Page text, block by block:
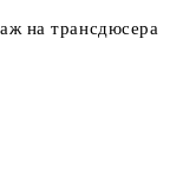
на трансдюсера